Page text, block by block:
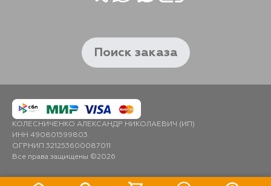
Поиск заказа
КОЛЕСНИЧЕНКО АЛЕКСАНДР НИКОЛАЕВИЧ (ИП)
ИНН 490801599803
ОГРНИП 321253600087011
Все права защищены ©2026